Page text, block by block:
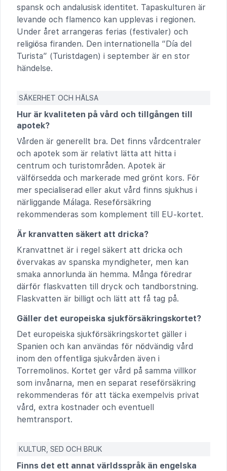
spansk och andalusisk identitet. Tapaskulturen är
levande och flamenco kan upplevas i regionen.
Under året arrangeras ferias (festivaler) och
religiösa firanden. Den internationella “Día del
Turista” (Turistdagen) i september är en stor
händelse.
SÄKERHET OCH HÄLSA
Hur är kvaliteten på vård och tillgången till
apotek?
Vården är generellt bra. Det finns vårdcentraler
och apotek som är relativt lätta att hitta i
centrum och turistområden. Apotek är
välförsedda och markerade med grönt kors. För
mer specialiserad eller akut vård finns sjukhus i
närliggande Málaga. Reseförsäkring
rekommenderas som komplement till EU-kortet.
Är kranvatten säkert att dricka?
Kranvattnet är i regel säkert att dricka och
övervakas av spanska myndigheter, men kan
smaka annorlunda än hemma. Många föredrar
därför flaskvatten till dryck och tandborstning.
Flaskvatten är billigt och lätt att få tag på.
Gäller det europeiska sjukförsäkringskortet?
Det europeiska sjukförsäkringskortet gäller i
Spanien och kan användas för nödvändig vård
inom den offentliga sjukvården även i
Torremolinos. Kortet ger vård på samma villkor
som invånarna, men en separat reseförsäkring
rekommenderas för att täcka exempelvis privat
vård, extra kostnader och eventuell
hemtransport.
KULTUR, SED OCH BRUK
Finns det ett annat världsspråk än engelska